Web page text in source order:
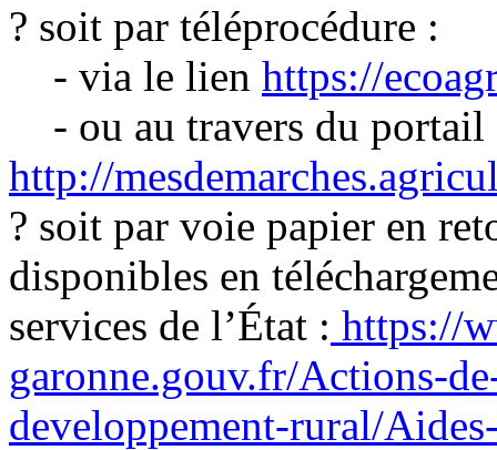
? soit par téléprocédure :
- via le lien https://
- ou au travers du portail
http://
? soit par voie papier en
disponibles en
services de l’État : https://
garonne.gouv.fr/Actions-
developpement-rural/